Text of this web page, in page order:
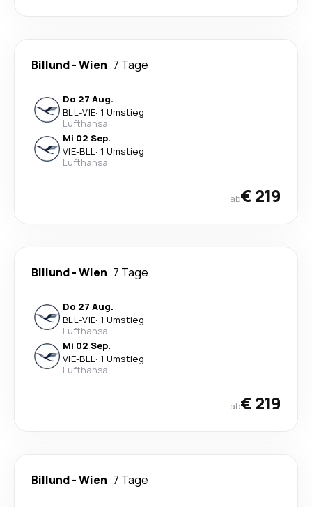
Billund-Wien 7 Tage
Do 27 Aug.
BLL-VIE· 1 Umstieg
Lufthansa
Mi 02 Sep.
VIE-BLL· 1 Umstieg
Lufthansa
ab€ 219
Billund-Wien 7 Tage
Do 27 Aug.
BLL-VIE· 1 Umstieg
Lufthansa
Mi 02 Sep.
VIE-BLL· 1 Umstieg
Lufthansa
ab€ 219
Billund-Wien 7 Tage